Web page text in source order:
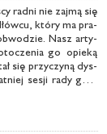
rad­ni nie zaj­mą się
któ­ry ma pra­
Nasz ar­ty­
go opie­ką
się przy­czy­ną dys­
se­sji ra­dy gmi­